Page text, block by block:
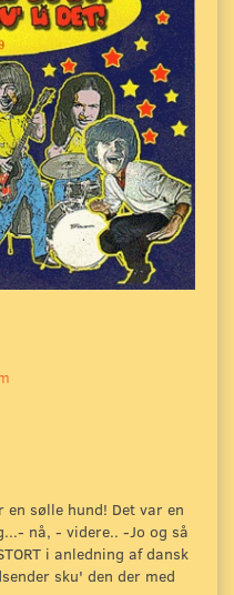
sølle hund! Det var en
nå, - videre.. -Jo og så
i anledning af dansk
sku' den der med